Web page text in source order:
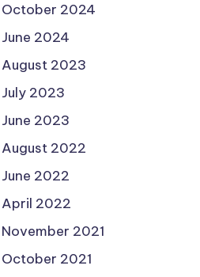
October 2024
June 2024
August 2023
July 2023
June 2023
August 2022
June 2022
April 2022
November 2021
October 2021